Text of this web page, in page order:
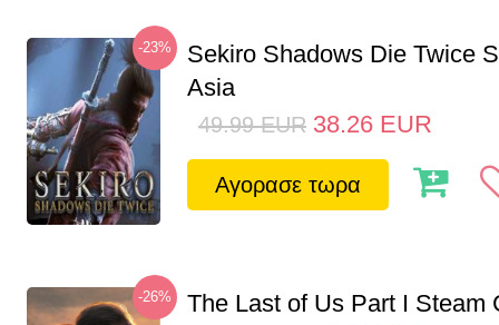
-23%
Sekiro Shadows Die Twice
Asia
49.99 EUR 38.26 EUR
Αγορασε τωρα
-26% The Last of Us Part I Steam